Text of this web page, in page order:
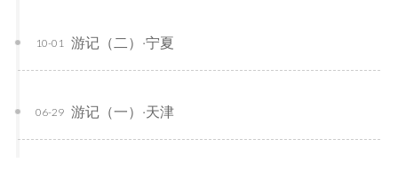
游记（二）·宁夏
10-01
游记（一）·天津
06-29